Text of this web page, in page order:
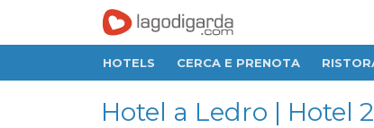
HOTELS CERCA E PRENOTA
Hotel a Ledro | Hotel